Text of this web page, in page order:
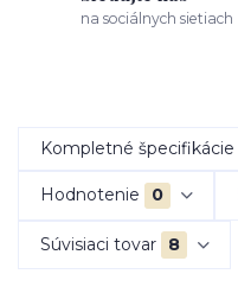
na sociálnych sietiach
Kompletné špecifikácie
Hodnotenie 0
Súvisiaci tovar 8